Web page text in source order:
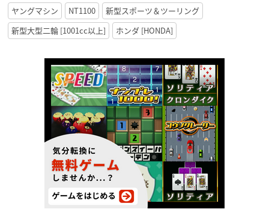
ヤングマシン
NT1100
新型スポーツ＆ツーリング
新型大型二輪 [1001cc以上]
ホンダ [HONDA]